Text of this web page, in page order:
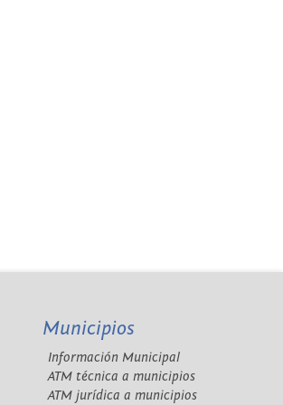
Municipios
Información Municipal
ATM técnica a municipios
ATM jurídica a municipios